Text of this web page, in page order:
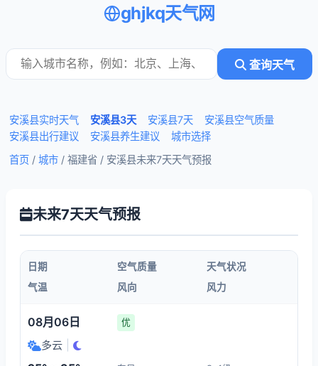
ghjkq天气网
查询天气
安溪县实时天气 安溪县3天 安溪县7天
安溪县空气质量
安溪县出行建议
安溪县养生建议
城市选择
首页 / 城市 / 福建省 / 安溪县未来7天天气预报
未来7天天气预报
日期 空气质量
天气状况
气温
风向 风力
08月06日 优
多云